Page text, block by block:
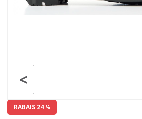
<
RABAIS 24 %